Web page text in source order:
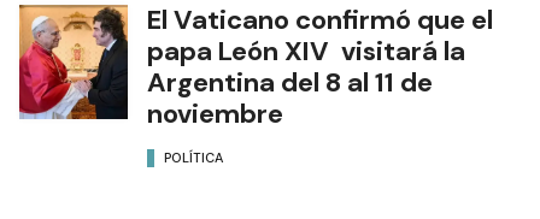
El Vaticano confirmó que el
papa León XIV visitará la
Argentina del 8 al 11 de
noviembre
POLÍTICA